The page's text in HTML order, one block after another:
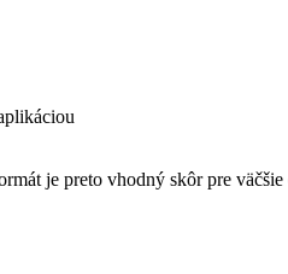
je preto vhodný skôr pre väčšie